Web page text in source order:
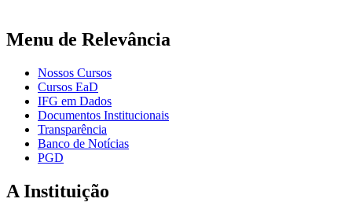
Menu de Relevância
Nossos Cursos
Cursos EaD
IFG em Dados
Documentos Institucionais
Transparência
Banco de Notícias
PGD
A Instituição